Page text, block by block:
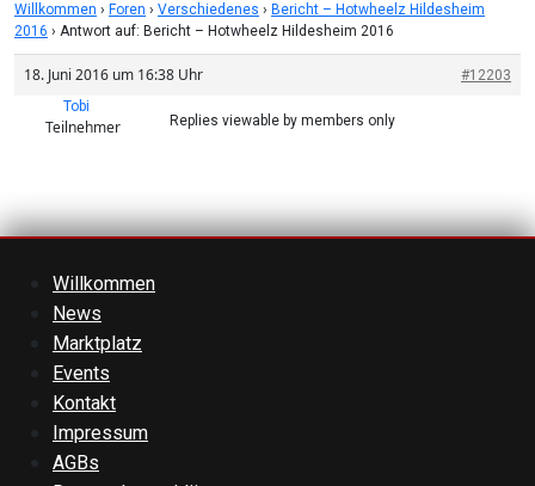
Willkommen › Foren › Verschiedenes › Bericht – Hotwheelz Hildesheim
2016 › Antwort auf: Bericht – Hotwheelz Hildesheim 2016
18. Juni 2016 um 16:38 Uhr
#12203
Tobi
Teilnehmer Replies viewable by members only
Willkommen
News
Marktplatz
Events
Kontakt
Impressum
AGBs